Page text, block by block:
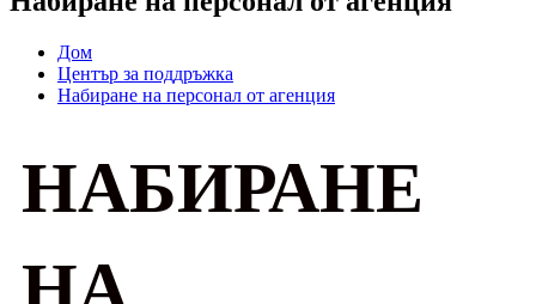
Дом
Център за поддръжка
Набиране на персонал от агенция
НАБИРАНЕ